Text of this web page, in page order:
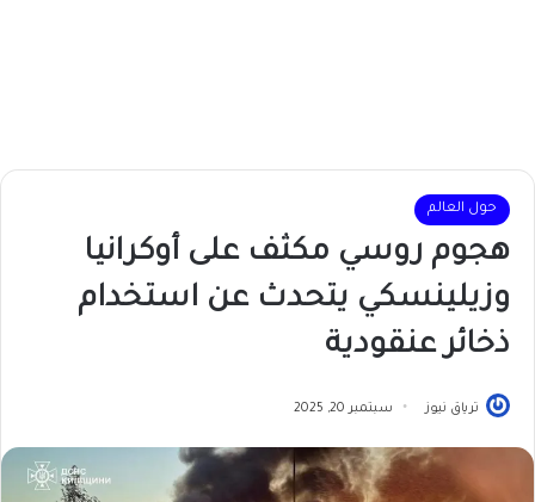
حول العالم
هجوم روسي مكثف على أوكرانيا
وزيلينسكي يتحدث عن استخدام
ذخائر عنقودية
ترياق نيوز سبتمبر 20, 2025